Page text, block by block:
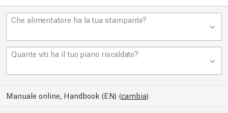
Che alimentatore ha la tua stampante?
Quante viti ha il tuo piano riscaldato?
Manuale online, Handbook (EN) (cambia)